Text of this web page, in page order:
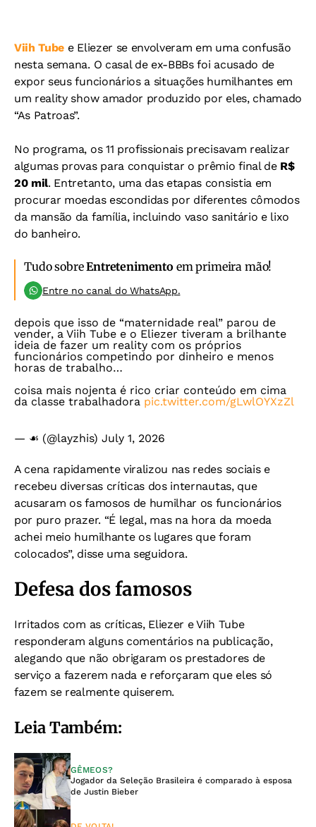
Viih Tube e Eliezer se envolveram em uma confusão
nesta semana. O casal de ex-BBBs foi acusado de
expor seus funcionários a situações humilhantes em
um reality show amador produzido por eles, chamado
“As Patroas”.
No programa, os 11 profissionais precisavam realizar
algumas provas para conquistar o prêmio final de R$
20 mil. Entretanto, uma das etapas consistia em
procurar moedas escondidas por diferentes cômodos
da mansão da família, incluindo vaso sanitário e lixo
do banheiro.
Tudo sobreEntretenimento em primeira mão!
Entre no canal do WhatsApp.
depois que isso de “maternidade real” parou de
vender, a Viih Tube e o Eliezer tiveram a brilhante
ideia de fazer um reality com os próprios
funcionários competindo por dinheiro e menos
horas de trabalho…
coisa mais nojenta é rico criar conteúdo em cima
da classe trabalhadora pic.twitter.com/gLwlOYXzZl
— ☙ (@layzhis) July 1, 2026
A cena rapidamente viralizou nas redes sociais e
recebeu diversas críticas dos internautas, que
acusaram os famosos de humilhar os funcionários
por puro prazer. “É legal, mas na hora da moeda
achei meio humilhante os lugares que foram
colocados”, disse uma seguidora.
Defesa dos famosos
Irritados com as críticas, Eliezer e Viih Tube
responderam alguns comentários na publicação,
alegando que não obrigaram os prestadores de
serviço a fazerem nada e reforçaram que eles só
fazem se realmente quiserem.
Leia Também:
GÊMEOS?
Jogador da Seleção Brasileira é comparado à esposa
de Justin Bieber